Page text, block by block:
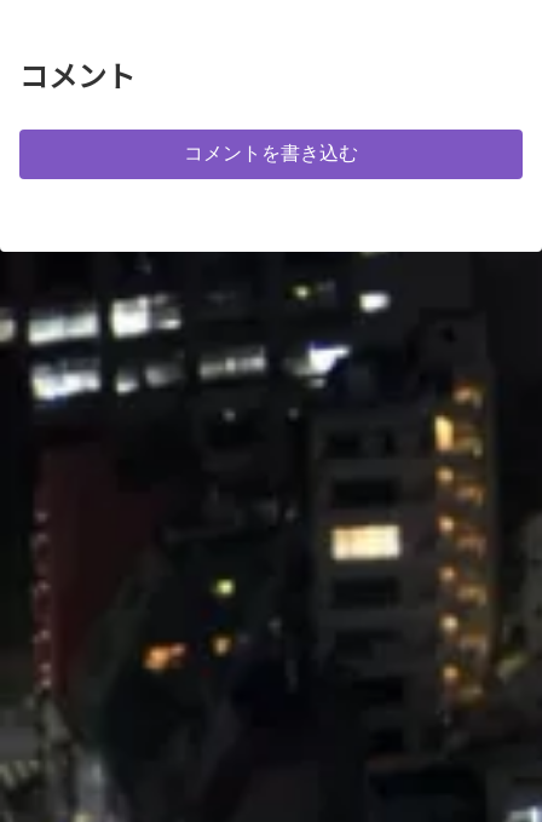
コメント
コメントを書き込む